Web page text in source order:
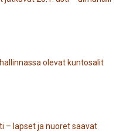
olevat kuntosalit
– lapset ja nuoret saavat